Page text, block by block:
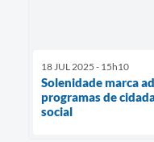
18 JUL 2025 - 15h10
Solenidade marca
programas de
social